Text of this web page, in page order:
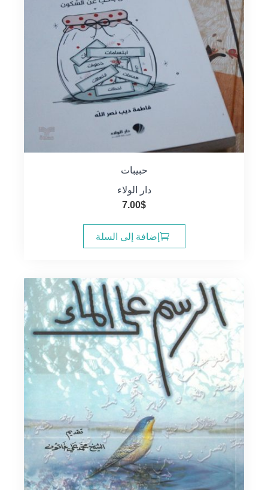
حبيبات
دار الولاء
7.00$
إضافة إلى السلة